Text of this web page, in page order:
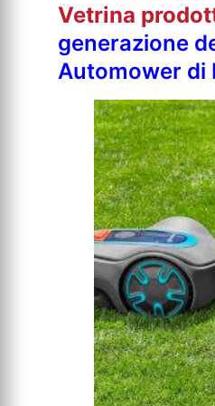
Vetrina
generazione
Automower di